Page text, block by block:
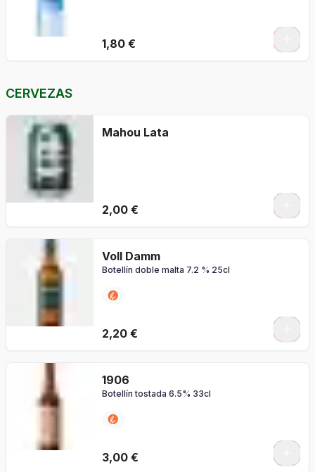
1,80 €
CERVEZAS
Mahou Lata
2,00 €
Voll Damm
Botellín doble malta 7.2 % 25cl
2,20 €
1906
Botellín tostada 6.5% 33cl
3,00 €